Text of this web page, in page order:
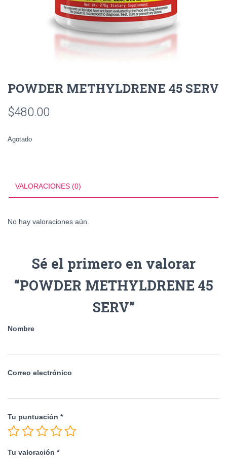
POWDER METHYLDRENE 45 SERV
$480.00
Agotado
VALORACIONES (0)
No hay valoraciones aún.
Sé el primero en valorar
“POWDER METHYLDRENE 45
SERV”
Nombre
Correo electrónico
Tu puntuación *
Tu valoración *